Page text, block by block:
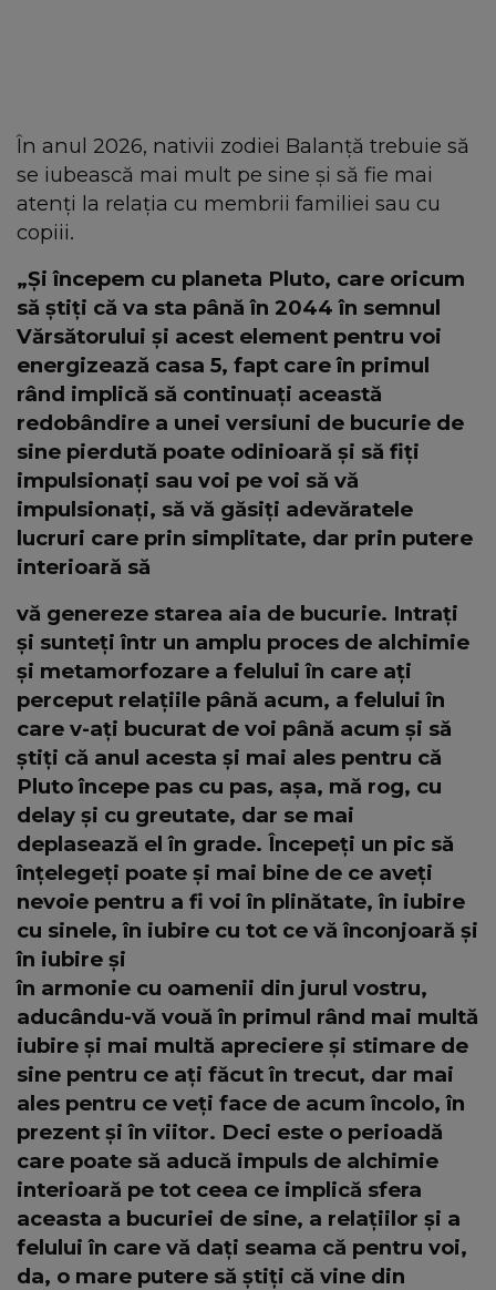
În anul 2026, nativii zodiei Balanță trebuie să
se iubească mai mult pe sine și să fie mai
atenți la relația cu membrii familiei sau cu
copiii.
„Și începem cu planeta Pluto, care oricum
să știți că va sta până în 2044 în semnul
Vărsătorului și acest element pentru voi
energizează casa 5, fapt care în primul
rând implică să continuați această
redobândire a unei versiuni de bucurie de
sine pierdută poate odinioară și să fiți
impulsionați sau voi pe voi să vă
impulsionați, să vă găsiți adevăratele
lucruri care prin simplitate, dar prin putere
interioară să
vă genereze starea aia de bucurie. Intrați
și sunteți într un amplu proces de alchimie
și metamorfozare a felului în care ați
perceput relațiile până acum, a felului în
care v-ați bucurat de voi până acum și să
știți că anul acesta și mai ales pentru că
Pluto începe pas cu pas, așa, mă rog, cu
delay și cu greutate, dar se mai
deplasează el în grade. Începeți un pic să
înțelegeți poate și mai bine de ce aveți
nevoie pentru a fi voi în plinătate, în iubire
cu sinele, în iubire cu tot ce vă înconjoară și
în iubire și
în armonie cu oamenii din jurul vostru,
aducându-vă vouă în primul rând mai multă
iubire și mai multă apreciere și stimare de
sine pentru ce ați făcut în trecut, dar mai
ales pentru ce veți face de acum încolo, în
prezent și în viitor. Deci este o perioadă
care poate să aducă impuls de alchimie
interioară pe tot ceea ce implică sfera
aceasta a bucuriei de sine, a relațiilor și a
felului în care vă dați seama că pentru voi,
da, o mare putere să știți că vine din